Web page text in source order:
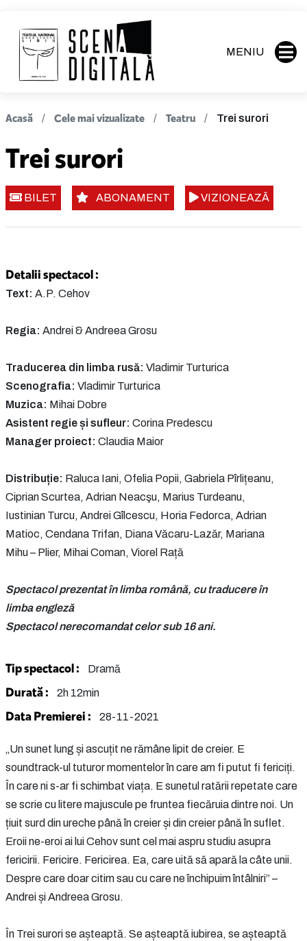
MENIU
Acasă Cele mai vizualizate Teatru Trei surori
Trei surori
BILET ABONAMENT VIZIONEAZĂ
Detalii spectacol :
Text: A.P. Cehov
Regia: Andrei & Andreea Grosu
Traducerea din limba rusă: Vladimir Turturica
Scenografia: Vladimir Turturica
Muzica: Mihai Dobre
Asistent regie și sufleur: Corina Predescu
Manager proiect: Claudia Maior
Distribuție: Raluca Iani, Ofelia Popii, Gabriela Pîrlițeanu,
Ciprian Scurtea, Adrian Neacşu, Marius Turdeanu,
Iustinian Turcu, Andrei Gîlcescu, Horia Fedorca, Adrian
Matioc, Cendana Trifan, Diana Văcaru-Lazăr, Mariana
Mihu – Plier, Mihai Coman, Viorel Rață
Spectacol prezentat în limba română, cu traducere în
limba engleză
Spectacol nerecomandat celor sub 16 ani.
Tip spectacol : Dramă
Durată : 2h 12min
Data Premierei : 28-11-2021
„Un sunet lung și ascuțit ne rămâne lipit de creier. E
soundtrack-ul tuturor momentelor în care am fi putut fi fericiți.
În care ni s-ar fi schimbat viața. E sunetul ratării repetate care
se scrie cu litere majuscule pe fruntea fiecăruia dintre noi. Un
țiuit surd din ureche până în creier și din creier până în suflet.
Eroii ne-eroi ai lui Cehov sunt cel mai aspru studiu asupra
fericirii. Fericire. Fericirea. Ea, care uită să apară la câte unii.
Despre care doar citim sau cu care ne închipuim întâlniri” –
Andrei și Andreea Grosu.
În Trei surori se așteaptă. Se așteaptă iubirea, se așteaptă